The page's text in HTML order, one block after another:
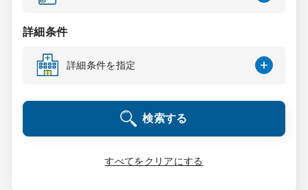
DtoDの転職・
コンサルタント
成功事例
転職ノウハウ
詳細条件
詳細条件を指定
検索する
すべてをクリアにする